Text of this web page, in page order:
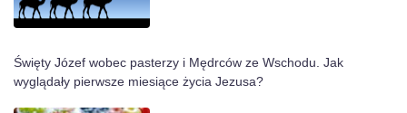
Święty Józef wobec pasterzy i Mędrców ze Wschodu. Jak
wyglądały pierwsze miesiące życia Jezusa?